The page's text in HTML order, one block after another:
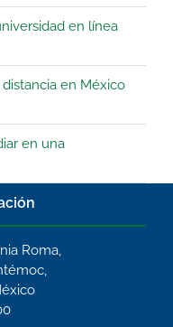
en línea
en México
en una
Roma,